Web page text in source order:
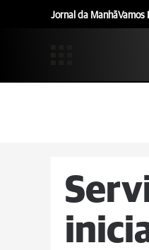
Jornal da ManhãVamos